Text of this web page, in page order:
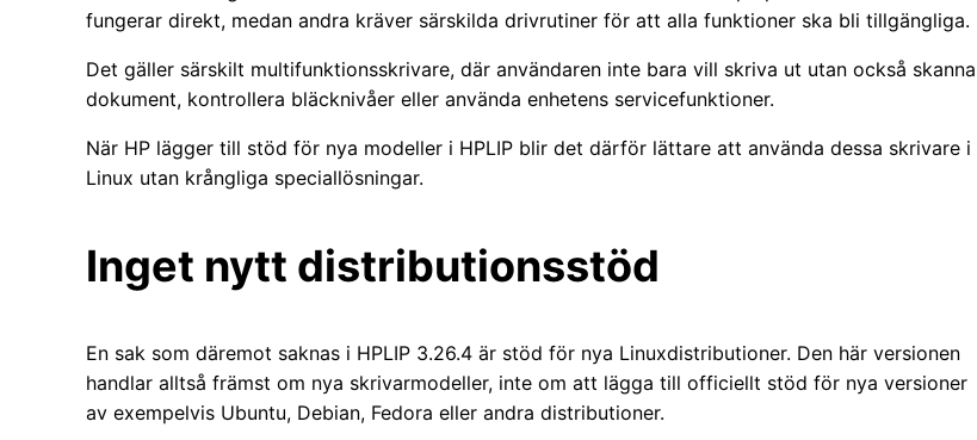
fungerar direkt, medan andra kräver särskilda drivrutiner för att alla funktioner ska bli tillgängliga.
Det gäller särskilt multifunktionsskrivare, där användaren inte bara vill skriva ut utan också skanna
dokument, kontrollera bläcknivåer eller använda enhetens servicefunktioner.
När HP lägger till stöd för nya modeller i HPLIP blir det därför lättare att använda dessa skrivare i
Linux utan krångliga speciallösningar.
Inget nytt distributionsstöd
En sak som däremot saknas i HPLIP 3.26.4 är stöd för nya Linuxdistributioner. Den här versionen
handlar alltså främst om nya skrivarmodeller, inte om att lägga till officiellt stöd för nya versioner
av exempelvis Ubuntu, Debian, Fedora eller andra distributioner.